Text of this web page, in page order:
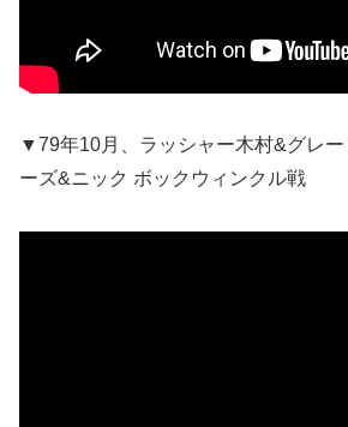
▼79年10月、ラッシャー木村&グレ
ーズ&ニック ボックウィンクル戦